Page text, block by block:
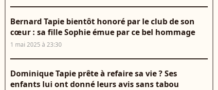
Bernard Tapie bientôt honoré par le club de son
cœur : sa fille Sophie émue par ce bel hommage
1 mai 2025 à 23:30
Dominique Tapie prête à refaire sa vie ? Ses
enfants lui ont donné leurs avis sans tabou